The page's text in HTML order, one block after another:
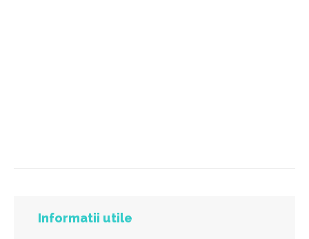
Informatii utile